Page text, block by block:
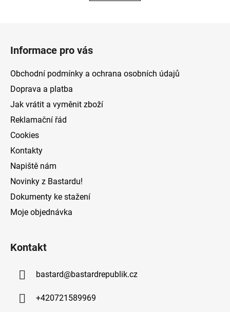
Informace pro vás
Obchodní podmínky a ochrana osobních údajů
Doprava a platba
Jak vrátit a vyměnit zboží
Reklamační řád
Cookies
Kontakty
Napiště nám
Novinky z Bastardu!
Dokumenty ke stažení
Moje objednávka
Kontakt
bastard@bastardrepublik.cz
+420721589969